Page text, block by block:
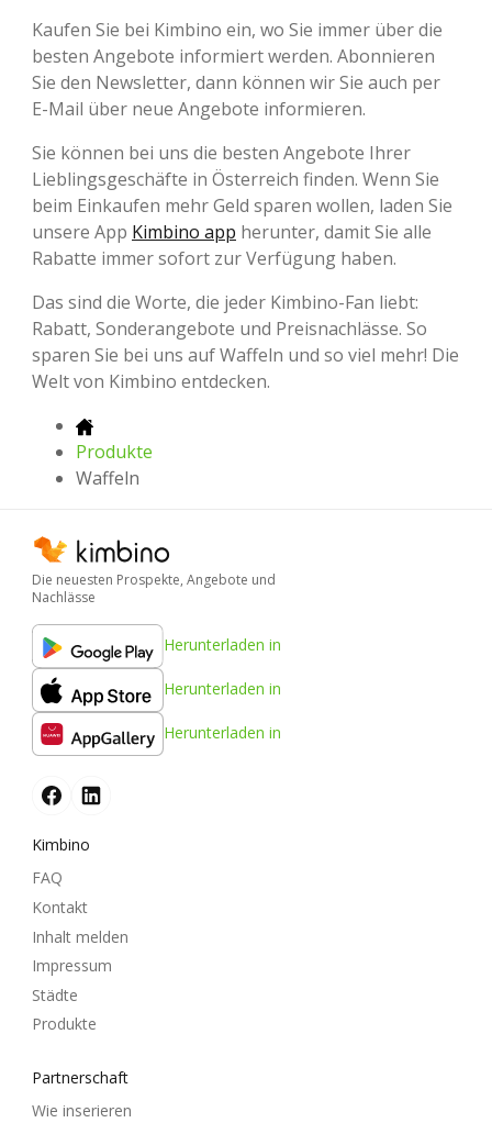
Kaufen Sie bei Kimbino ein, wo Sie immer über die
besten Angebote informiert werden. Abonnieren
Sie den Newsletter, dann können wir Sie auch per
E-Mail über neue Angebote informieren.
Sie können bei uns die besten Angebote Ihrer
Lieblingsgeschäfte in Österreich finden. Wenn Sie
beim Einkaufen mehr Geld sparen wollen, laden Sie
unsere App Kimbino app herunter, damit Sie alle
Rabatte immer sofort zur Verfügung haben.
Das sind die Worte, die jeder Kimbino-Fan liebt:
Rabatt, Sonderangebote und Preisnachlässe. So
sparen Sie bei uns auf Waffeln und so viel mehr! Die
Welt von Kimbino entdecken.
Produkte
Waffeln
Die neuesten Prospekte, Angebote und
Nachlässe
Herunterladen in
Herunterladen in
Herunterladen in
Kimbino
FAQ
Kontakt
Inhalt melden
Impressum
Städte
Produkte
Partnerschaft
Wie inserieren